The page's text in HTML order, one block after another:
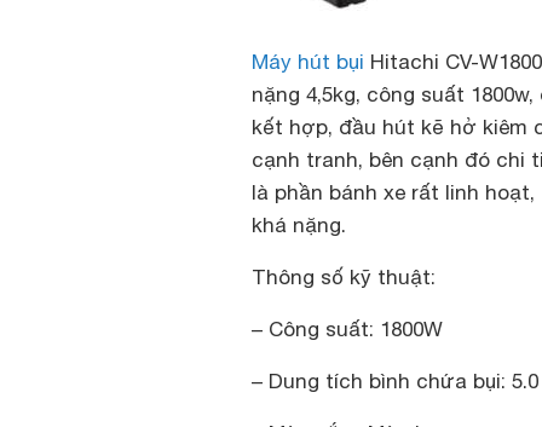
Máy hút bụi Hitachi CV-
nặng 4,5kg, công suất
kết hợp, đầu hút kẽ hở kiêm
cạnh tranh, bên cạnh đó chi
là phần bánh xe rất linh
khá nặng.
Thông số kỹ thuật:
– Công suất: 1800W
– Dung tích bình chứa bụi: